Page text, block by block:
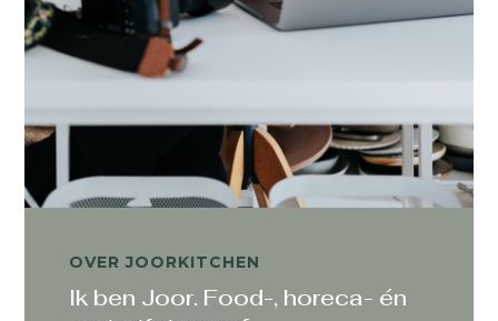
OVER JOORKITCHEN
Ik ben Joor. Food-, horeca- én